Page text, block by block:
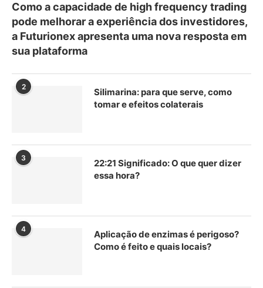
Como a capacidade de high frequency trading
pode melhorar a experiência dos investidores,
a Futurionex apresenta uma nova resposta em
sua plataforma
2
Silimarina: para que serve, como
tomar e efeitos colaterais
3
22:21 Significado: O que quer dizer
essa hora?
4
Aplicação de enzimas é perigoso?
Como é feito e quais locais?